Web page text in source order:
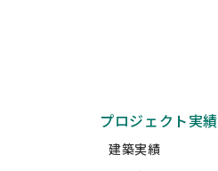
プロジェクト実績
建築実績